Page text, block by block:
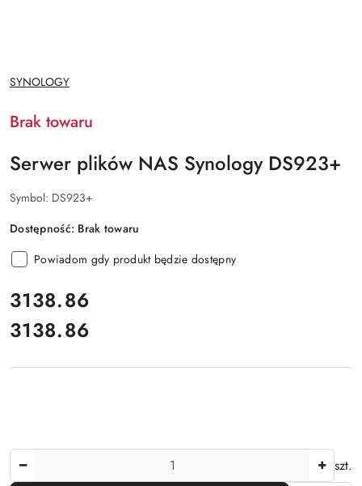
NAZWA
PRODUCENTA:
SYNOLOGY
Brak towaru
Serwer plików NAS Synology DS923+
Symbol: DS923+
Dostępność: Brak towaru
Powiadom gdy produkt będzie dostępny
cena:
3138.86
Cena:
3138.86
szt.